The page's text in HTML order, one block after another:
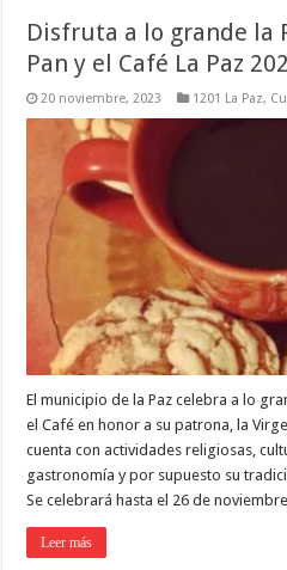
Disfruta a lo grande la
Pan y el Café La Paz
20 noviembre, 2023 1201 La Paz,
El municipio de la Paz celebra a lo
el Café en honor a su patrona, la
cuenta con actividades religiosas,
gastronomía y por supuesto su
Se celebrará hasta el 26 de
Leer más